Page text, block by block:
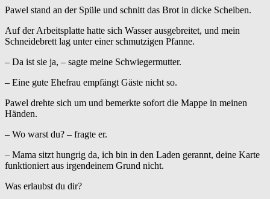
Pawel stand an der Spüle und schnitt das Brot in dicke Scheiben.
Auf der Arbeitsplatte hatte sich Wasser ausgebreitet, und mein
Schneidebrett lag unter einer schmutzigen Pfanne.
– Da ist sie ja, – sagte meine Schwiegermutter.
– Eine gute Ehefrau empfängt Gäste nicht so.
Pawel drehte sich um und bemerkte sofort die Mappe in meinen
Händen.
– Wo warst du? – fragte er.
– Mama sitzt hungrig da, ich bin in den Laden gerannt, deine Karte
funktioniert aus irgendeinem Grund nicht.
Was erlaubst du dir?